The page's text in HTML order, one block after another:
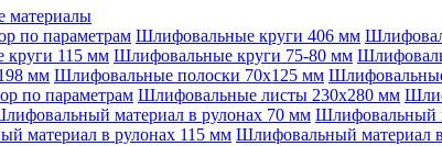
материалы
по параметрам Шлифовальные круги 406 мм
115 мм Шлифовальные круги 75-80 мм
мм Шлифовальные полоски 70x125 мм
по параметрам Шлифовальные листы 230x280 мм
материал в рулонах 70 мм Шлифовальный
материал в рулонах 115 мм Шлифовальный материал